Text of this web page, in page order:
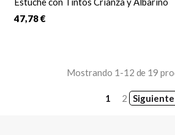
47,78 €
Mostrando 1-12 de 19
1 2 Siguiente